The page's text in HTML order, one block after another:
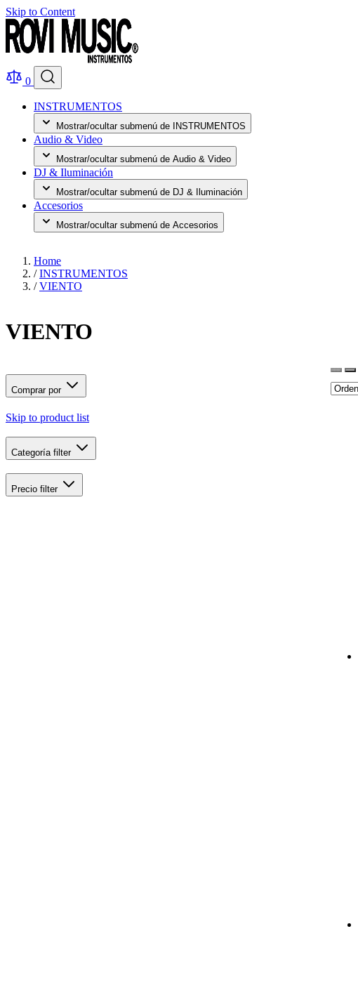
Skip to Content
0
INSTRUMENTOS
Mostrar/ocultar submenú de INSTRUMENTOS
Audio & Video
Mostrar/ocultar submenú de Audio & Video
DJ & Iluminación
Mostrar/ocultar submenú de DJ & Iluminación
Accesorios
Mostrar/ocultar submenú de Accesorios
Home
/ INSTRUMENTOS
/ VIENTO
VIENTO
Comprar por
Skip to product list
Categoría filter
Precio filter